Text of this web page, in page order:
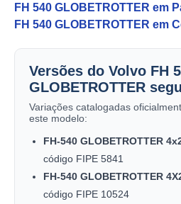
FH 540 GLOBETROTTER em
FH 540 GLOBETROTTER em
Versões do Volvo FH
GLOBETROTTER
Variações catalogadas
este modelo:
FH-540 GLOBETROTTER
código FIPE 5841
FH-540 GLOBETROTTER
código FIPE 10524